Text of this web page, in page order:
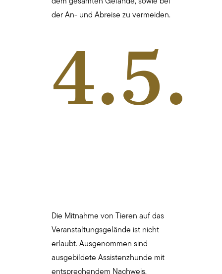
der An- und Abreise zu vermeiden.
4.5.
Die Mitnahme von Tieren auf das
Veranstaltungsgelände ist nicht
erlaubt. Ausgenommen sind
ausgebildete Assistenzhunde mit
entsprechendem Nachweis.